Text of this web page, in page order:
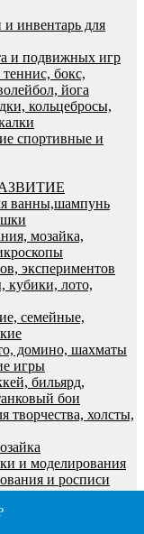
инвентарь для
и подвижных игр
бокс,
йога
кольцебросы,
спортивные и
ванны,шампунь
мозайка,
экспериментов
кубики, лото,
семейные,
домино, шахматы
игры
бильярд,
бои
творчества, холсты,
и моделирования
и росписи
дереву